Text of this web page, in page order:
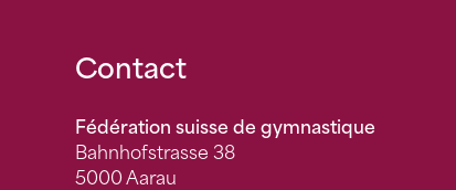
Fusszeile
Contact
Fédération suisse de gymnastique
Bahnhofstrasse 38
5000 Aarau